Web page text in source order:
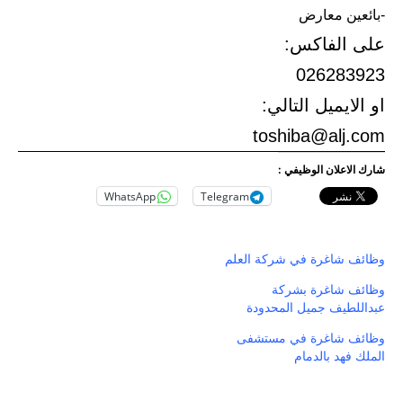
-بائعين معارض
على الفاكس:
026283923
او الايميل التالي:
toshiba@alj.com
شارك الاعلان الوظيفي :
Telegram
WhatsApp
وظائف شاغرة في شركة العلم
وظائف شاغرة بشركة
عبداللطيف جميل المحدودة
وظائف شاغرة في مستشفى
الملك فهد بالدمام